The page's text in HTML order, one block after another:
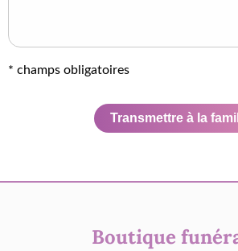
* champs obligatoires
Transmettre à la
Boutique